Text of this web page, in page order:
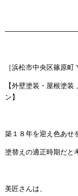
［浜松市中央区篠原町
【外壁塗装・屋根塗
ン】
築１８年を迎え色あせ
塗替えの適正時期だと
美匠さんは、